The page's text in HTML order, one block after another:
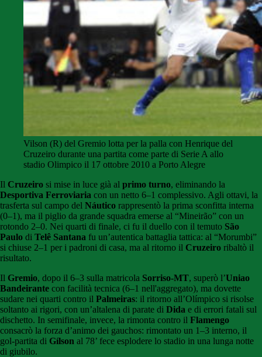
Vilson (R) del Gremio lotta per la palla con Henrique del
Cruzeiro durante una partita come parte di Serie A allo
stadio Olimpico il 17 ottobre 2010 a Porto Alegre
Il Cruzeiro si mise in luce già al primo turno, eliminando la
Desportiva Ferroviaria con un netto 6–1 complessivo. Agli ottavi, la
trasferta sul campo del Náutico rappresentò la prima sconfitta interna
(0–1), ma il piglio da grande squadra emerse al “Mineirão” con un
rotondo 2–0. Nei quarti di finale, ci fu il duello con il temuto São
Paulo di Telê Santana fu un’autentica battaglia tattica: al “Morumbi”
si chiuse 2–1 per i padroni di casa, ma al ritorno il Cruzeiro ribaltò il
risultato.
Il Gremio, dopo il 6–3 sulla matricola Sorriso-MT, superò l’Uniao
Bandeirante con facilità tecnica (6–1 nell'aggregato), ma dovette
sudare nei quarti contro il Palmeiras: il ritorno all’Olímpico si risolse
soltanto ai rigori, con un’altalena di parate di Dida e di errori fatali sul
dischetto. In semifinale, invece, la rimonta contro il Flamengo
consacrò la forza d’animo dei gauchos: rimontato un 1–3 interno, il
gol-partita di Gílson al 78’ fece esplodere lo stadio in una lunga notte
di giubilo.